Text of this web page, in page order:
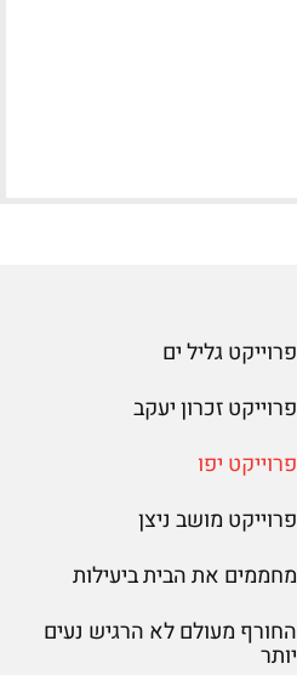
פרוייקט גליל ים
פרוייקט זכרון יעקב
פרוייקט יפו
פרוייקט מושב ניצן
מחממים את הבית ביעילות
החורף מעולם לא הרגיש נעים
יותר